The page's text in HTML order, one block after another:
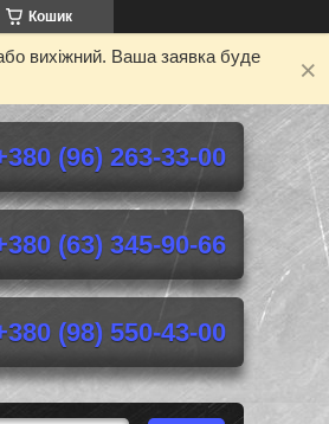
Кошик
вихіжний. Ваша заявка буде
(96) 263-33-00
(63) 345-90-66
(98) 550-43-00